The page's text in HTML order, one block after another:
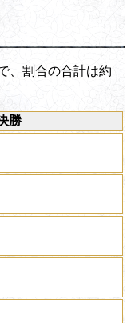
、割合の合計は約
勝